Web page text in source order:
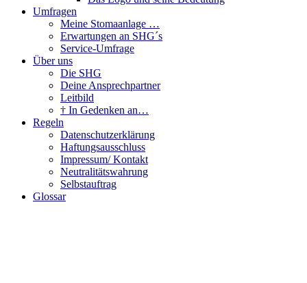
Umfragen
Meine Stomaanlage …
Erwartungen an SHG´s
Service-Umfrage
Über uns
Die SHG
Deine Ansprechpartner
Leitbild
† In Gedenken an…
Regeln
Datenschutzerklärung
Haftungsausschluss
Impressum/ Kontakt
Neutralitätswahrung
Selbstauftrag
Glossar